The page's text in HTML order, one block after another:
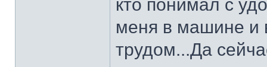
кто понимал с
меня в машине и
трудом...Да